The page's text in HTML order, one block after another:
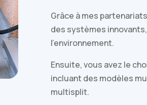
Grâce à mes
des systèmes
l’environnement.
Ensuite, vous avez le
incluant des modèles
multisplit.